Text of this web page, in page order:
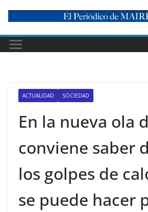
content
ACTUALIDAD SOCIEDAD
En la nueva ola
conviene saber
los golpes de
se puede hacer